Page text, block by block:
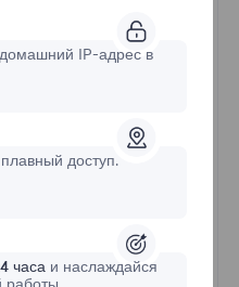
IP-адрес в
доступ.
часа и наслаждайся